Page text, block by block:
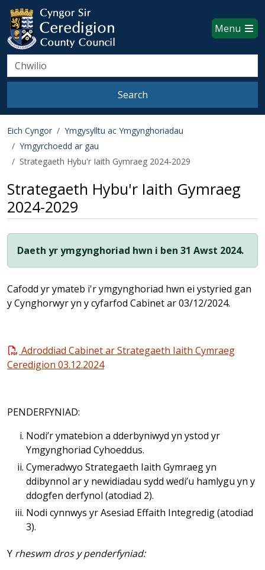
Skip to main content
Ceredigion County Council
Menu
Search
Search
Eich Cyngor
Ymgysylltu ac Ymgynghoriadau
Ymgyrchoedd ar gau
Strategaeth Hybu'r Iaith Gymraeg 2024-2029
Strategaeth Hybu'r Iaith Gymraeg
2024-2029
Daeth yr ymgynghoriad hwn i ben 31 Awst 2024.
Cafodd yr ymateb i'r ymgynghoriad hwn ei ystyried gan
y Cynghorwyr yn y cyfarfod Cabinet ar 03/12/2024.
Adroddiad Cabinet ar Strategaeth Iaith Cymraeg
Ceredigion 03.12.2024
PENDERFYNIAD:
Nodi’r ymatebion a dderbyniwyd yn ystod yr
Ymgynghoriad Cyhoeddus.
Cymeradwyo Strategaeth Iaith Gymraeg yn
ddibynnol ar y newidiadau sydd wedi’u hamlygu yn y
ddogfen derfynol (atodiad 2).
Nodi cynnwys yr Asesiad Effaith Integredig (atodiad
3).
Y rheswm dros y penderfyniad: